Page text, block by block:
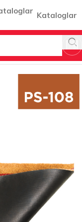
Kataloglar